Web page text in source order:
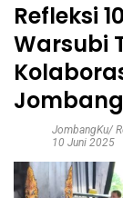
Refleksi
Warsubi
Jombang
JombangKu/
10 Juni 2025